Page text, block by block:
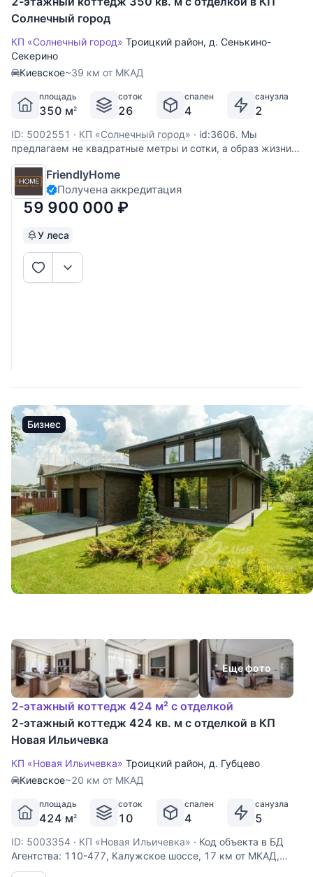
Солнечный город
КП «Солнечный город» Троицкий район, д. Сенькино-
Секерино
Киевское~39 км от МКАД
площадь
350 м2
соток
26
спален
4
санузла
2
ID: 5002551 · КП «Солнечный город» · id:3606. Мы
предлагаем не квадратные метры и сотки, а образ жизни!
Предлагается домовладение общей площадью 350 м² на
прилесном участке 26 соток с собственным выходом в
лес. 📍 Локация: камерный коттеджный поселок
«Экодеревня» (мкр. Солнечный город
FriendlyHome
Получена аккредитация
59 900 000 ₽
У леса
Бизнес
Еще фото
2-этажный коттедж 424 м² с отделкой
2-этажный коттедж 424 кв. м с отделкой в КП
Новая Ильичевка
КП «Новая Ильичевка» Троицкий район, д. Губцево
Киевское~20 км от МКАД
площадь
424 м2
соток
10
спален
4
санузла
5
ID: 5003354 · КП «Новая Ильичевка» · Код объекта в БД
Агентства: 110-477, Калужское шоссе, 17 км от МКАД,
Ильичевка к/п (Ильичевка). Дом, полностью готовый к